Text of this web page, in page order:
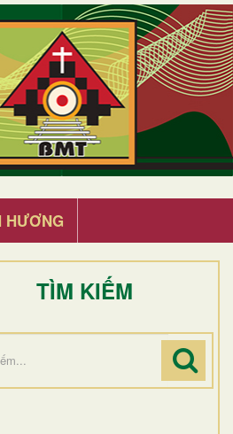
HƯƠNG
TÌM KIẾM